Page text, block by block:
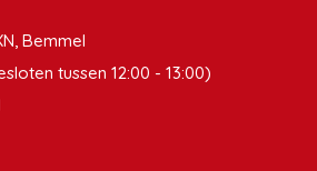
Bemmel
tussen 12:00 - 13:00)